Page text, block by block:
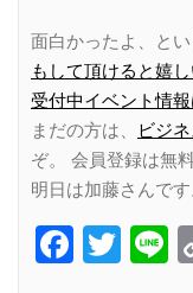
面白かったよ、とい
もして頂けると嬉
受付中イベント情
まだの方は、
ビジ
ぞ。 会員登録は無料
明日は加藤さんです